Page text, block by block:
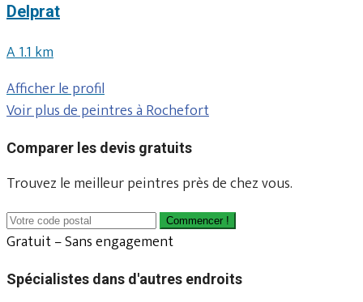
Delprat
A 1.1 km
Afficher le profil
Voir plus de peintres à Rochefort
Comparer les devis gratuits
Trouvez le meilleur peintres près de chez vous.
Commencer !
Gratuit – Sans engagement
Spécialistes dans d'autres endroits